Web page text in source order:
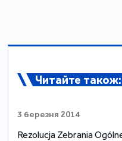
Читайте також:
3 березня 2014
Rezolucja Zebrania